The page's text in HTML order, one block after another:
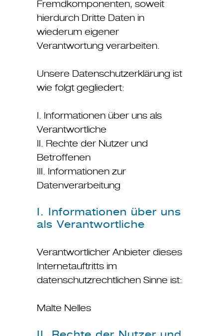
Fremdkomponenten, soweit
hierdurch Dritte Daten in
wiederum eigener
Verantwortung verarbeiten.
Unsere Datenschutzerklärung ist
wie folgt gegliedert:
I. Informationen über uns als
Verantwortliche
II. Rechte der Nutzer und
Betroffenen
III. Informationen zur
Datenverarbeitung
I. Informationen über uns
als Verantwortliche
Verantwortlicher Anbieter dieses
Internetauftritts im
datenschutzrechtlichen Sinne ist:
Malte Nelles